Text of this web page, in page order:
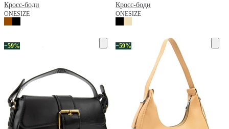
Кросс-боди
ONESIZE
Кросс-боди
ONESIZE
−59% −59%